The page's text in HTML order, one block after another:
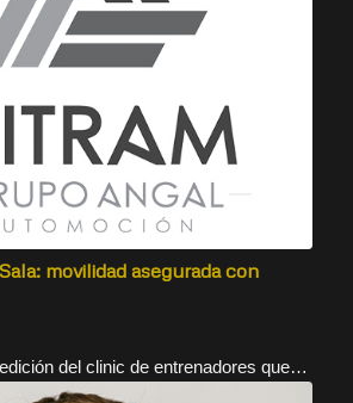
movilidad asegurada con
del clinic de entrenadores que…